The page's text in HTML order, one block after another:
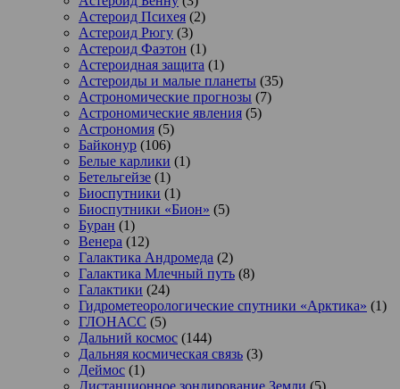
Астероид Психея (2)
Астероид Рюгу (3)
Астероид Фаэтон (1)
Астероидная защита (1)
Астероиды и малые планеты (35)
Астрономические прогнозы (7)
Астрономические явления (5)
Астрономия (5)
Байконур (106)
Белые карлики (1)
Бетельгейзе (1)
Биоспутники (1)
Биоспутники «Бион» (5)
Буран (1)
Венера (12)
Галактика Андромеда (2)
Галактика Млечный путь (8)
Галактики (24)
Гидрометеорологические спутники «Арктика» (1)
ГЛОНАСС (5)
Дальний космос (144)
Дальняя космическая связь (3)
Деймос (1)
Дистанционное зондирование Земли (5)